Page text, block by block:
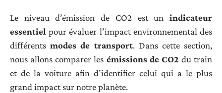
Le niveau d’émission de CO2 est un indicateur
essentiel pour évaluer l’impact environnemental des
différentsmodes de transport. Dans cette section,
nous allons comparer les émissions de CO2 du train
et de la voiture afin d’identifier celui qui a le plus
grand impact sur notre planète.